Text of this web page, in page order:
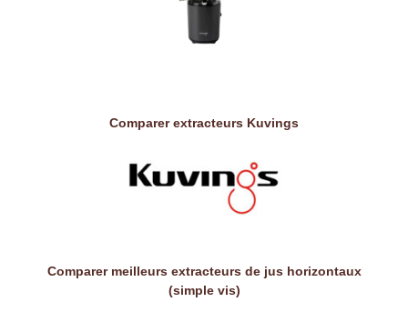
Comparer extracteurs Kuvings
Comparer meilleurs extracteurs de jus horizontaux
(simple vis)